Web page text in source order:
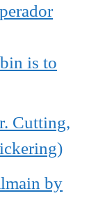
is to
Cutting,
by